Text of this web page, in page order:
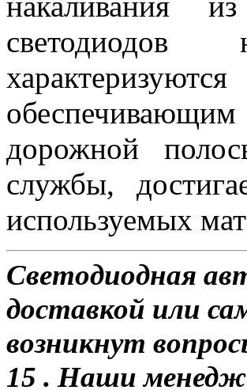
светодиодов
дорожной
службы,
используемых
Светодиодная
доставкой или
возникнут
15 . Наши